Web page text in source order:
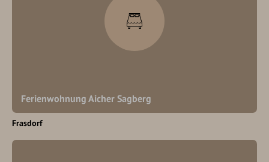
Ferienwohnung Aicher Sagberg
Frasdorf